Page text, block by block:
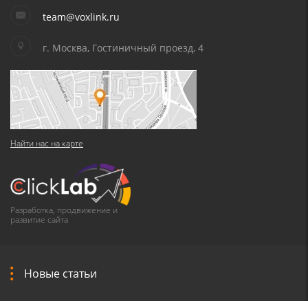
team@voxlink.ru
г. Москва, Гостиничный проезд, 4
Найти нас на карте
Разработка, продвижение и
развитие сайта
Новые статьи